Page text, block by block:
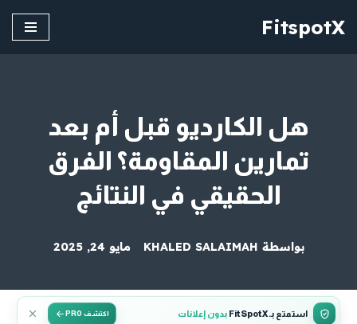
FitspotX
هل الكارديو قبل أم بعد
تمارين المقاومة؟ الفرق
الحقيقي في النتائج
بواسطة KHALED SALAIMAH مايو 24, 2025
استمتع بـ FitSpotX بدون إعلانات اكتشف PRO